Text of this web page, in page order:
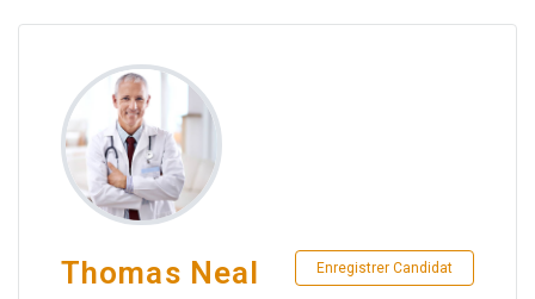
Enregistrer Candidat
Thomas Neal